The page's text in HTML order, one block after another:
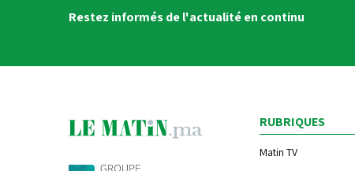
Restez informés de l'actualité en continu
RUBRIQUES
Matin TV